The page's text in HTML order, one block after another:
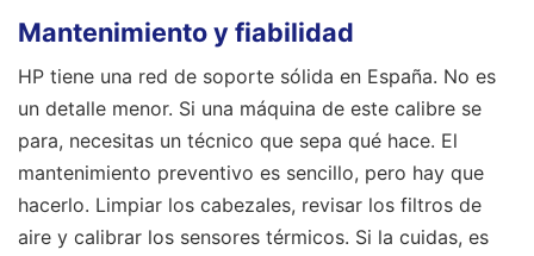
Mantenimiento y fiabilidad
HP tiene una red de soporte sólida en España. No es
un detalle menor. Si una máquina de este calibre se
para, necesitas un técnico que sepa qué hace. El
mantenimiento preventivo es sencillo, pero hay que
hacerlo. Limpiar los cabezales, revisar los filtros de
aire y calibrar los sensores térmicos. Si la cuidas, es